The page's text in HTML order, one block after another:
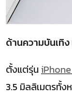
ด้านความบันเทิ
ตั้งแต่รุ่น
3.5 มิลลิเมตรทั้